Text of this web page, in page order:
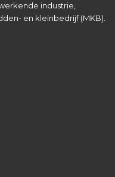
industrie,
en kleinbedrijf (MKB).